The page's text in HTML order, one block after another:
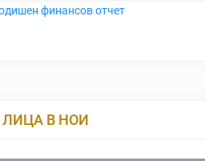
финансов отчет
В НОИ